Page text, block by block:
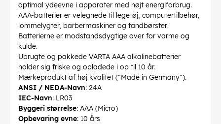
optimal ydeevne i apparater med højt energiforbrug.
AAA-batterier er velegnede til legetøj, computertilbehør,
lommelygter, barbermaskiner og tandbørster.
Batterierne er modstandsdygtige over for varme og
kulde.
Ubrugte og pakkede VARTA AAA alkalinebatterier
holder sig friske og opladede i op til 10 år.
Mærkeprodukt af høj kvalitet ("Made in Germany").
ANSI / NEDA-Navn: 24A
IEC-Navn: LR03
Byggeri størrelse: AAA (Micro)
Opbevaring evne: 10 års